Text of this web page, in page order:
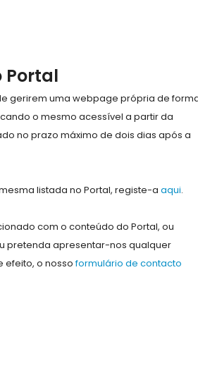
Portal
gerirem uma webpage própria de
o mesmo acessível a partir da
no prazo máximo de dois dias após a
listada no Portal, registe-a aqui.
com o conteúdo do Portal, ou
pretenda apresentar-nos qualquer
efeito, o nossoformulário de contacto